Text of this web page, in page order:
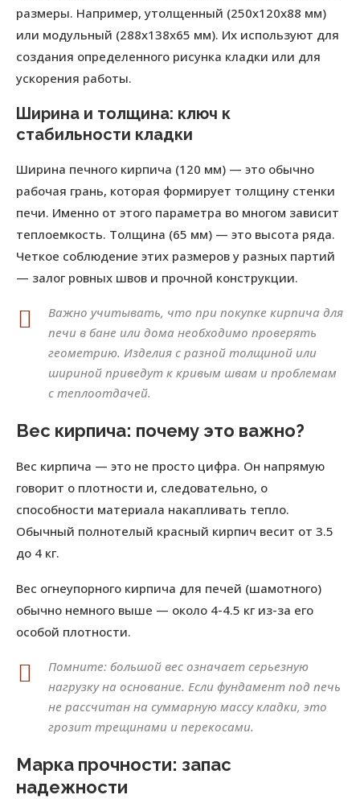
размеры. Например, утолщенный (250х120х88 мм)
или модульный (288х138х65 мм). Их используют для
создания определенного рисунка кладки или для
ускорения работы.
Ширина и толщина: ключ к
стабильности кладки
Ширина печного кирпича (120 мм) — это обычно
рабочая грань, которая формирует толщину стенки
печи. Именно от этого параметра во многом зависит
теплоемкость. Толщина (65 мм) — это высота ряда.
Четкое соблюдение этих размеров у разных партий
— залог ровных швов и прочной конструкции.
Важно учитывать, что при покупке кирпича для
печи в бане или дома необходимо проверять
геометрию. Изделия с разной толщиной или
шириной приведут к кривым швам и проблемам
с теплоотдачей.
Вес кирпича: почему это важно?
Вес кирпича — это не просто цифра. Он напрямую
говорит о плотности и, следовательно, о
способности материала накапливать тепло.
Обычный полнотелый красный кирпич весит от 3.5
до 4 кг.
Вес огнеупорного кирпича для печей (шамотного)
обычно немного выше — около 4-4.5 кг из-за его
особой плотности.
Помните: большой вес означает серьезную
нагрузку на основание. Если фундамент под печь
не рассчитан на суммарную массу кладки, это
грозит трещинами и перекосами.
Марка прочности: запас
надежности